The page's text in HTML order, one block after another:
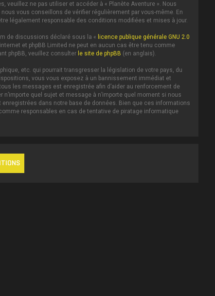
veuillez ne pas utiliser et accéder à « Planète Aventure ». Nous
vous conseillons de vérifier régulièrement par vous-même. En
légalement responsable des conditions modifiées et mises à jour.
de discussions déclaré sous la « licence publique générale GNU 2.0
et phpBB Limited ne peut en aucun cas être tenu comme
phpBB, veuillez consulter le site de phpBB (en anglais).
etc. qui pourrait transgresser la législation de votre pays, du
vous vous exposez à un bannissement immédiat et
les messages est enregistrée afin d’aider au renforcement de
quel sujet et message à n’importe quel moment si nous
dans notre base de données. Bien que ces informations
responsables en cas de tentative de piratage informatique